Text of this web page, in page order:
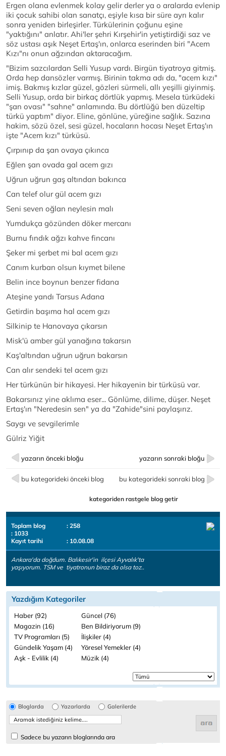
Ergen olana evlenmek kolay gelir derler ya o aralarda evlenip
iki çocuk sahibi olan sanatçı, eşiyle kısa bir süre ayrı kalır
sonra yeniden birleşirler. Türkülerinin çoğunu eşine
"yaktığını" anlatır. Ahi'ler şehri Kırşehir'in yetiştirdiği saz ve
söz ustası aşık Neşet Ertaş'ın, onlarca eserinden biri "Acem
Kızı"nı onun ağzından aktaracağım.
"Bizim sazcılardan Selli Yusup vardı. Birgün tiyatroya gitmiş.
Orda hep dansözler varmış. Birinin takma adı da, "acem kızı"
imiş. Bakmış kızlar güzel, gözleri sürmeli, allı yeşilli giyinmiş.
Selli Yusup, orda bir birkaç dörtlük yapmış. Mesela türküdeki
"şan ovası" "sahne" anlamında. Bu dörtlüğü ben düzeltip
türkü yaptım" diyor. Eline, gönlüne, yüreğine sağlık. Sazına
hakim, sözü özel, sesi güzel, hocaların hocası Neşet Ertaş'ın
işte "Acem kızı" türküsü.
Çırpınıp da şan ovaya çıkınca
Eğlen şan ovada gal acem gızı
Uğrun uğrun gaş altından bakınca
Can telef olur gül acem gızı
Seni seven oğlan neylesin malı
Yumdukça gözünden döker mercanı
Burnu fındık ağzı kahve fincanı
Şeker mi şerbet mi bal acem gızı
Canım kurban olsun kıymet bilene
Belin ince boynun benzer fidana
Ateşine yandı Tarsus Adana
Getirdin başıma hal acem gızı
Silkinip te Hanovaya çıkarsın
Misk'ü amber gül yanağına takarsın
Kaş'altından uğrun uğrun bakarsın
Can alır sendeki tel acem gızı
Her türkünün bir hikayesi. Her hikayenin bir türküsü var.
Bakarsınız yine aklıma eser... Gönlüme, dilime, düşer. Neşet
Ertaş'ın "Neredesin sen" ya da "Zahide"sini paylaşırız.
Saygı ve sevgilerimle
Gülriz Yiğit
yazarın önceki bloğu yazarın sonraki bloğu
bu kategorideki önceki blog bu kategorideki sonraki blog
kategoriden rastgele blog getir
Toplam blog
: 258
: 1033
Kayıt tarihi
: 10.08.08
Ankara'da doğdum. Balıkesir'in ilçesi Ayvalık'ta
yaşıyorum. TSM ve tiyatronun biraz da olsa toz..
Yazdığım Kategoriler
Haber (92)
Güncel (76)
Magazin (16)
Ben Bildiriyorum (9)
TV Programları (5)
İlişkiler (4)
Gündelik Yaşam (4)
Yöresel Yemekler (4)
Aşk - Evlilik (4)
Müzik (4)
Bloglarda Yazarlarda Galerilerde
Sadece bu yazarın bloglarında ara